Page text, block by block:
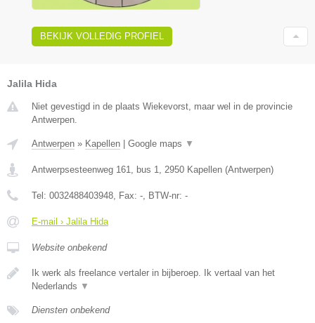
BEKIJK VOLLEDIG PROFIEL
Jalila Hida
Niet gevestigd in de plaats Wiekevorst, maar wel in de provincie
Antwerpen.
Antwerpen » Kapellen Google maps ▼
Antwerpsesteenweg 161, bus 1, 2950 Kapellen (Antwerpen)
Tel: 0032488403948, Fax: -, BTW-nr: -
E-mail › Jalila Hida
Website onbekend
Ik werk als freelance vertaler in bijberoep. Ik vertaal van het
Nederlands ▼
Diensten onbekend